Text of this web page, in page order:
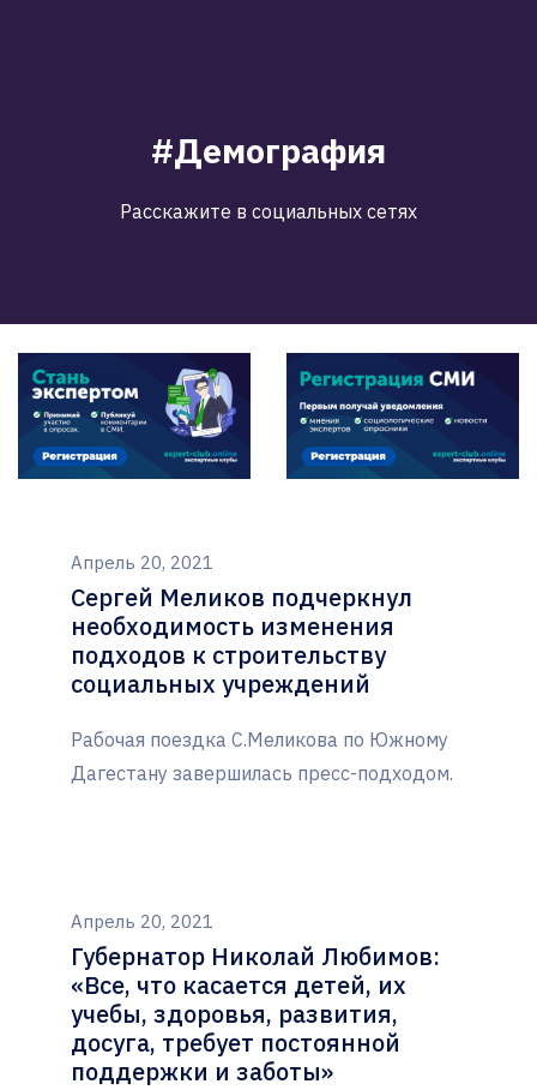
#Демография
Расскажите в социальных сетях
Апрель 20, 2021
Сергей Меликов подчеркнул
необходимость изменения
подходов к строительству
социальных учреждений
Рабочая поездка С.Меликова по Южному
Дагестану завершилась пресс-подходом.
Апрель 20, 2021
Губернатор Николай Любимов:
«Все, что касается детей, их
учебы, здоровья, развития,
досуга, требует постоянной
поддержки и заботы»